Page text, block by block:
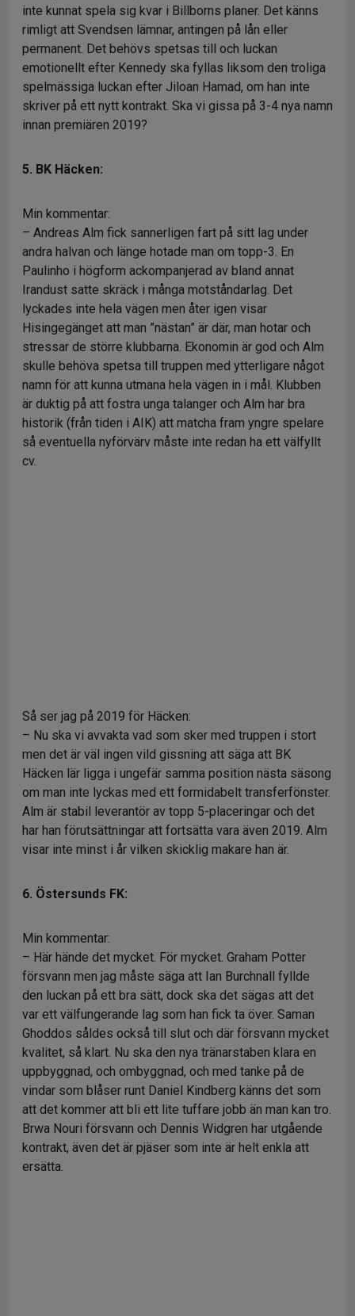
inte kunnat spela sig kvar i Billborns planer. Det känns
rimligt att Svendsen lämnar, antingen på lån eller
permanent. Det behövs spetsas till och luckan
emotionellt efter Kennedy ska fyllas liksom den troliga
spelmässiga luckan efter Jiloan Hamad, om han inte
skriver på ett nytt kontrakt. Ska vi gissa på 3-4 nya namn
innan premiären 2019?
5. BK Häcken:
Min kommentar:
– Andreas Alm fick sannerligen fart på sitt lag under
andra halvan och länge hotade man om topp-3. En
Paulinho i högform ackompanjerad av bland annat
Irandust satte skräck i många motståndarlag. Det
lyckades inte hela vägen men åter igen visar
Hisingegänget att man ”nästan” är där, man hotar och
stressar de större klubbarna. Ekonomin är god och Alm
skulle behöva spetsa till truppen med ytterligare något
namn för att kunna utmana hela vägen in i mål. Klubben
är duktig på att fostra unga talanger och Alm har bra
historik (från tiden i AIK) att matcha fram yngre spelare
så eventuella nyförvärv måste inte redan ha ett välfyllt
cv.
Så ser jag på 2019 för Häcken:
– Nu ska vi avvakta vad som sker med truppen i stort
men det är väl ingen vild gissning att säga att BK
Häcken lär ligga i ungefär samma position nästa säsong
om man inte lyckas med ett formidabelt transferfönster.
Alm är stabil leverantör av topp 5-placeringar och det
har han förutsättningar att fortsätta vara även 2019. Alm
visar inte minst i år vilken skicklig makare han är.
6. Östersunds FK:
Min kommentar:
– Här hände det mycket. För mycket. Graham Potter
försvann men jag måste säga att Ian Burchnall fyllde
den luckan på ett bra sätt, dock ska det sägas att det
var ett välfungerande lag som han fick ta över. Saman
Ghoddos såldes också till slut och där försvann mycket
kvalitet, så klart. Nu ska den nya tränarstaben klara en
uppbyggnad, och ombyggnad, och med tanke på de
vindar som blåser runt Daniel Kindberg känns det som
att det kommer att bli ett lite tuffare jobb än man kan tro.
Brwa Nouri försvann och Dennis Widgren har utgående
kontrakt, även det är pjäser som inte är helt enkla att
ersätta.